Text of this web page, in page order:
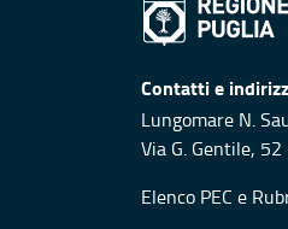
Contatti e
Lungomare N.
Via G. Gentile,
Elenco PEC e